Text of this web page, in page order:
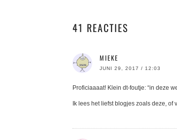
41 REACTIES
MIEKE
JUNI 29, 2017 / 12:03
Proficiaaaat! Klein dt-foutje: “in deze
Ik lees het liefst blogjes zoals deze,